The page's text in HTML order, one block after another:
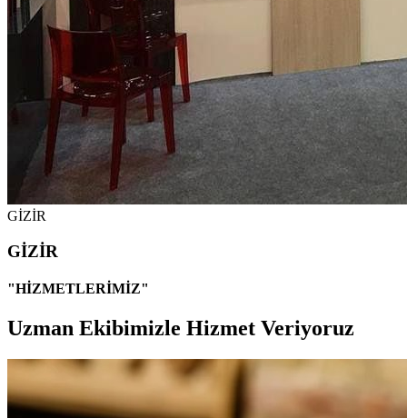
GİZİR
GİZİR
"HİZMETLERİMİZ"
Uzman Ekibimizle Hizmet Veriyoruz